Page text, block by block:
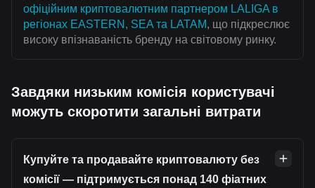
офіційним криптовалютним партнером LALIGA в
регіонах EASTERN, SEA та LATAM, що підкреслює
високу впізнаваність бренду на світовому ринку.
Завдяки низьким комісія користувачі
можуть скоротити загальні витрати
Купуйте та продавайте криптовалюту без
комісії — підтримується понад 140 фіатних